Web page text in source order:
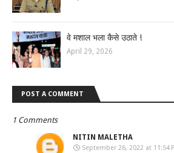
वे मशाल भला कैसे उठाते !
April 29, 2026
POST A COMMENT
1 Comments
NITIN MALETHA
September 26, 2022 at 11:54